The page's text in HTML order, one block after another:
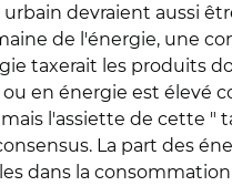
devraient aussi
de l'énergie, une
taxerait les produits
en énergie est élevé
l'assiette de cette "
La part des
dans la